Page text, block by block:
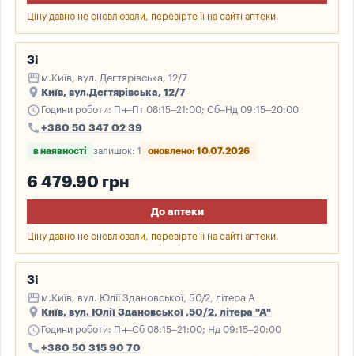
Ціну давно не оновлювали, перевірте її на сайті аптеки.
3і
storefront м.Київ, вул. Дегтярівська, 12/7
place Київ, вул.Дегтярівська, 12/7
schedule Години роботи: Пн–Пт 08:15–21:00; Сб–Нд 09:15–20:00
call +380 50 347 02 39
в наявності залишок: 1 оновлено: 10.07.2026
6 479.90 грн
До аптеки
Ціну давно не оновлювали, перевірте її на сайті аптеки.
3і
storefront м.Київ, вул. Юлії Здановської, 50/2, літера А
place Київ, вул. Юлії Здановської ,50/2, літера "А"
schedule Години роботи: Пн–Сб 08:15–21:00; Нд 09:15–20:00
call +380 50 315 90 70